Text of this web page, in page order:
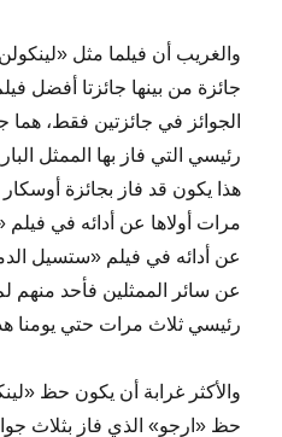
والغريب أن فيلما مثل
جائزة من بينها جائزتا أفضل
الجوائز في جائزتين فقط، هما
رئيسي التي فاز بها الممثل
هذا يكون قد فاز بجائزة
مرات أولاها عن أدائه في فيلم
عن أدائه في فيلم «ستسيل
عن سائر الممثلين فأحد منهم
رئيسي ثلاث مرات حتي يومنا
والأكثر غرابة أن يكون حظ
حظ «ارجو» الذي فاز بثلاث